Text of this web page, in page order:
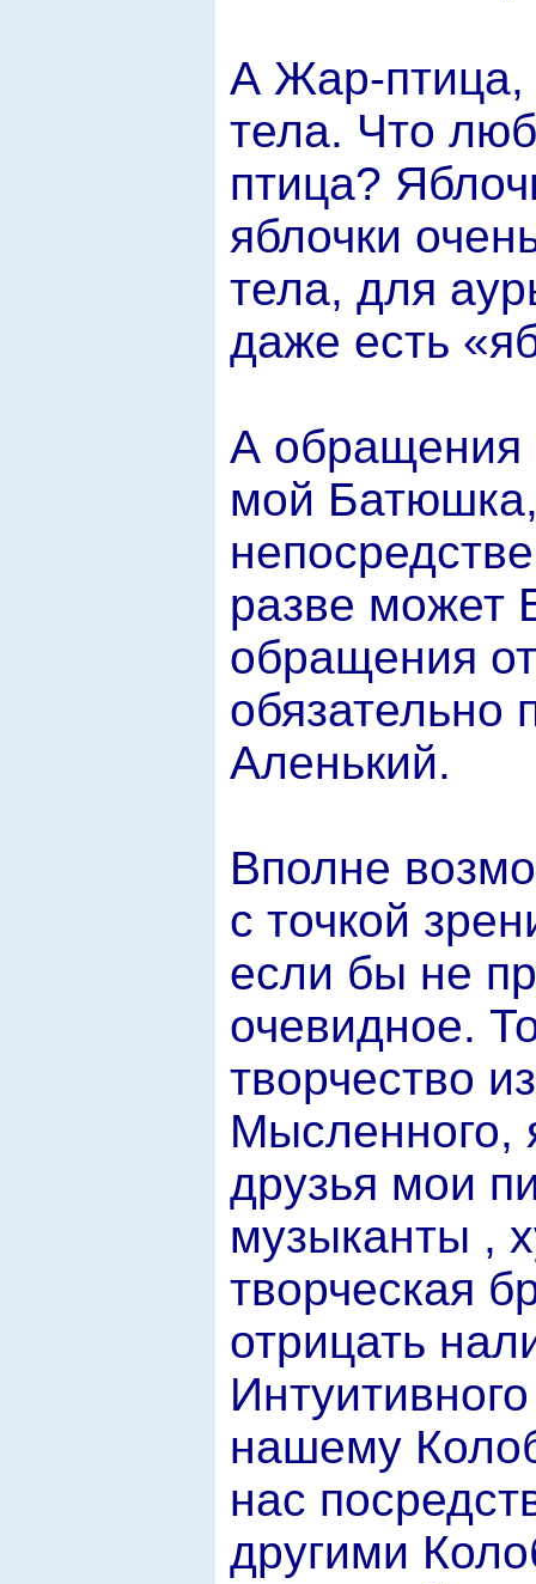
А Жар-птица,
тела. Что
птица?
яблочки
тела, для
даже есть
А обращения
мой
разве может
обращения
обязательно
Аленький.
Вполне
с точкой
если бы не
очевидное.
творчество
Мысленного,
друзья мои
музыканты ,
творческая
отрицать
нашему
нас
другими